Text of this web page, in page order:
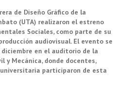
de Diseño Gráfico de la
(UTA) realizaron el estreno
Sociales, como parte de su
audiovisual. El evento se
en el auditorio de la
y Mecánica, donde docentes,
participaron de esta